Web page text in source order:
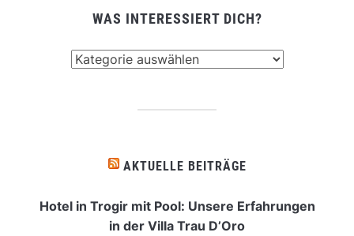
WAS INTERESSIERT DICH?
AKTUELLE BEITRÄGE
Hotel in Trogir mit Pool: Unsere Erfahrungen
in der Villa Trau D’Oro